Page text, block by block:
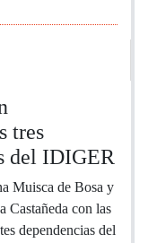
tres
del IDIGER
Muisca de Bosa y
Castañeda con las
dependencias del